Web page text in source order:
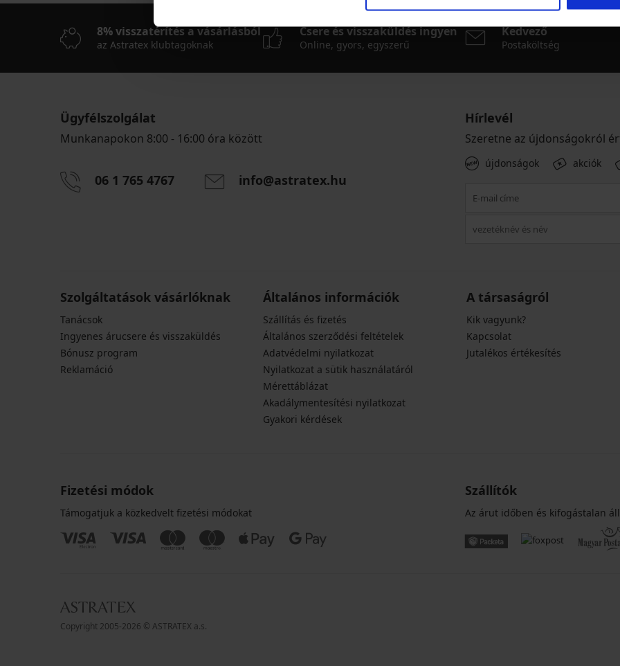
8% visszatérítés a vásárlásból
az Astratex klubtagoknak
Csere és visszaküldés ingyen
Online, gyors, egyszerű
Kedvező
Postaköltség
Ügyfélszolgálat
Munkanapokon 8:00 - 16:00 óra között
06 1 765 4767 info@astratex.hu
Hírlevél
Szeretne az újdonságokról
újdonságok akciók
Szolgáltatások vásárlóknak
Tanácsok
Ingyenes árucsere és visszaküldés
Bónusz program
Reklamáció
Általános információk
Szállítás és fizetés
Általános szerződési feltételek
Adatvédelmi nyilatkozat
Nyilatkozat a sütik használatáról
Mérettáblázat
Akadálymentesítési nyilatkozat
Gyakori kérdések
A társaságról
Kik vagyunk?
Kapcsolat
Jutalékos értékesítés
Fizetési módok
Támogatjuk a közkedvelt fizetési módokat
Szállítók
Az árut időben és kifogástalan
Copyright 2005-2026 © ASTRATEX a.s.